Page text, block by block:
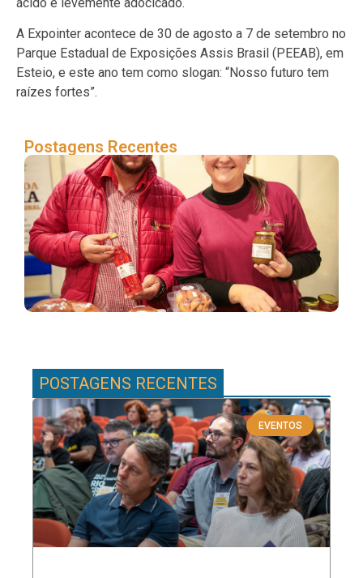
A Expointer acontece de 30 de agosto a 7 de setembro no
Parque Estadual de Exposições Assis Brasil (PEEAB), em
Esteio, e este ano tem como slogan: “Nosso futuro tem
raízes fortes”.
Postagens Recentes
POSTAGENS RECENTES
EVENTOS